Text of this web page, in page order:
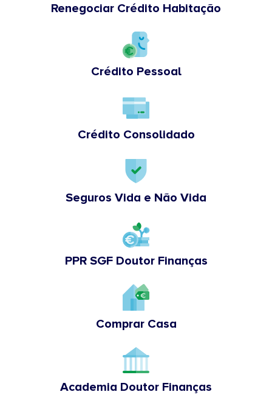
Renegociar Crédito Habitação
Crédito Pessoal
Crédito Consolidado
Seguros Vida e Não Vida
PPR SGF Doutor Finanças
Comprar Casa
Academia Doutor Finanças